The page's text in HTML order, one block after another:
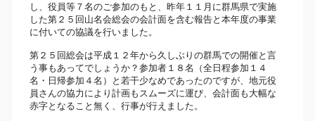
し、役員等７名のご参加のもと、昨年１１月に群馬県で実施
した第２５回山名会総会の会計面を含む報告と本年度の事業
に付いての協議を行いました。
第２５回総会は平成１２年から久しぶりの群馬での開催と言
う事もあってでしょうか？参加者１８名（全日程参加１４
名・日帰参加４名）と若干少なめであったのですが、地元役
員さんの協力により計画もスムーズに運び、会計面も大幅な
赤字となること無く、行事が行えました。